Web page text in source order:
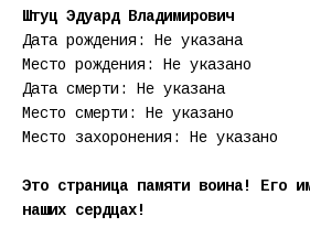
Штуц Эдуард Владимирович
Дата рождения: Не указана
Место рождения: Не указано
Дата смерти: Не указана
Место смерти: Не указано
Место захоронения: Не указано
Это страница памяти воина! Его
наших сердцах!